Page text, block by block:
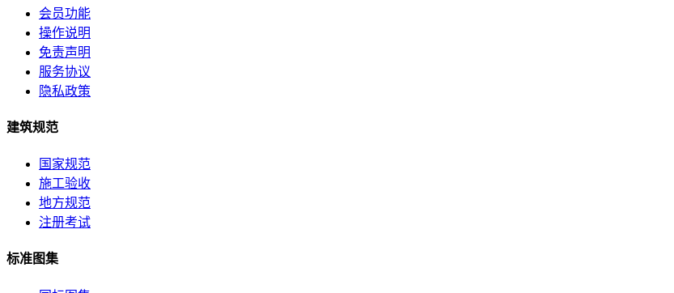
会员功能
操作说明
免责声明
服务协议
隐私政策
建筑规范
国家规范
施工验收
地方规范
注册考试
标准图集